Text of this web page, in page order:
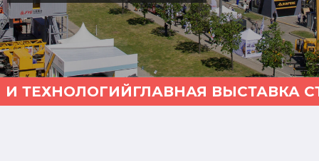
И ТЕХНОЛОГИЙГЛАВНАЯ ВЫСТАВКА